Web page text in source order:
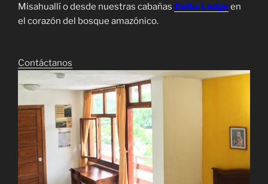
Misahuallí o desde nuestras cabañas Ceibo Lodgeen
el corazón del bosque amazónico.
Contáctanos